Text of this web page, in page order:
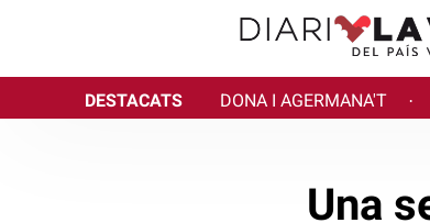
DESTACATS DONA I AGERMANA'T ·
Una